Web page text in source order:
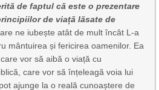
de faptul că este o prezentare
de viață lăsate de
ne iubește atât de mult încât L-a
mântuirea și fericirea oamenilor. Ea
vor să aibă o viață cu
care vor să înțeleagă voia lui
ajunge la o reală cunoaștere de